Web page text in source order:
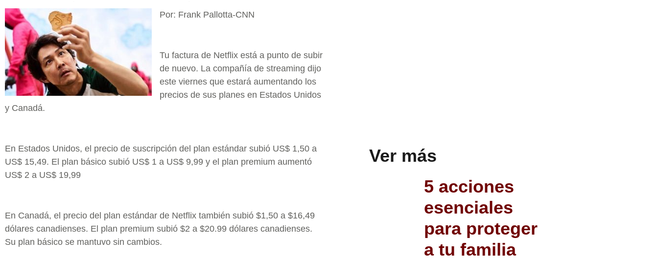
Por: Frank Pallotta-CNN
Tu factura de Netflix está a punto de subir
de nuevo. La compañía de streaming dijo
este viernes que estará aumentando los
precios de sus planes en Estados Unidos
y Canadá.
En Estados Unidos, el precio de suscripción del plan estándar subió US$ 1,50 a
US$ 15,49. El plan básico subió US$ 1 a US$ 9,99 y el plan premium aumentó
US$ 2 a US$ 19,99
En Canadá, el precio del plan estándar de Netflix también subió $1,50 a $16,49
dólares canadienses. El plan premium subió $2 a $20.99 dólares canadienses.
Su plan básico se mantuvo sin cambios.
Ver más
5 acciones
esenciales
para proteger
a tu familia